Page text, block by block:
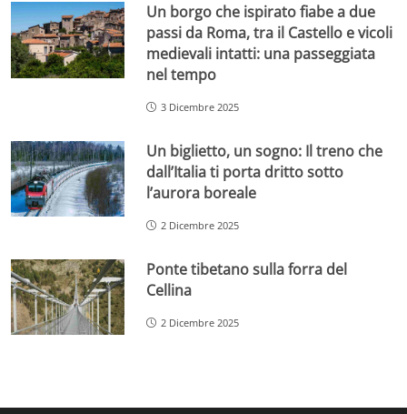
Un borgo che ispirato fiabe a due
passi da Roma, tra il Castello e vicoli
medievali intatti: una passeggiata
nel tempo
3 Dicembre 2025
Un biglietto, un sogno: Il treno che
dall’Italia ti porta dritto sotto
l’aurora boreale
2 Dicembre 2025
Ponte tibetano sulla forra del
Cellina
2 Dicembre 2025